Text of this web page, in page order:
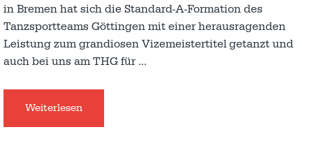
in Bremen hat sich die Standard-A-Formation des
Tanzsportteams Göttingen mit einer herausragenden
Leistung zum grandiosen Vizemeistertitel getanzt und
auch bei uns am THG für …
Weiterlesen